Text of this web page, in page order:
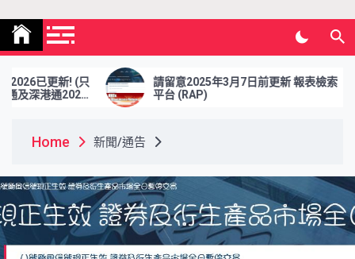
Pop Electronic Products
Limited
新! (只
2026
請留意2025年3月7日前更新 報表檢索
平台 (RAP)
Home 新聞/通告